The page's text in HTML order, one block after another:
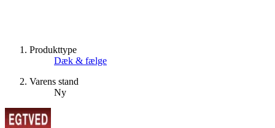
Produkttype
Dæk & fælge
Varens stand
Ny